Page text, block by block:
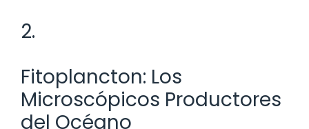
2.
Fitoplancton: Los
Microscópicos Productores
del Océano